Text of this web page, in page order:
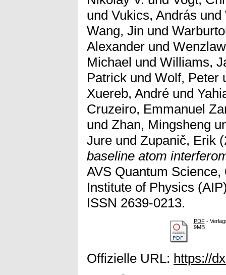
und Vukics, András und
Wang, Jin und
Alexander und
Michael und Williams,
Patrick und Wolf, Peter
Xuereb, André und
Cruzeiro, Emmanuel
und Zhan, Mingsheng
Jure und Zupanič, Erik
baseline atom
AVS Quantum
Institute of Physics
ISSN 2639-0213.
PDF-
9MB
Offizielle URL: https://